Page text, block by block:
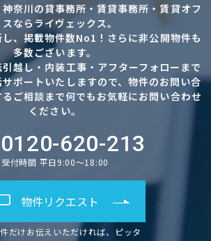
奈川の貸事務所・賃貸事務所・賃貸オフ
スならライヴェックス。
、掲載物件数No1！さらに非公開物件も
多数ございます。
越し・内装工事・アフターフォローまで
ポートいたしますので、物件のお問い合
ご相談まで何でもお気軽にお問い合わせ
ください。
0120-620-213
受付時間 平日9:00～18:00
物件リクエスト
だけお伝えいただければ、ピッタ